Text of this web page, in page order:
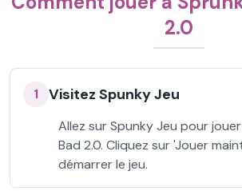
2.0
1 Visitez Spunky Jeu
Allez sur Spunky Jeu pour
Bad 2.0. Cliquez sur 'Jouer
démarrer le jeu.